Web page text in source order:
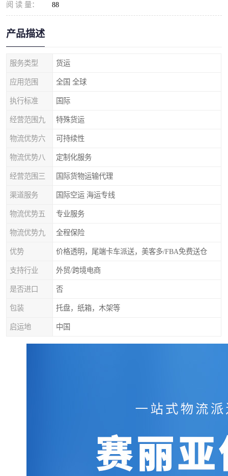
阅 读 量： 88
产品描述
服务类型 货运
应用范围 全国 全球
执行标准 国际
经营范围九 特殊货运
物流优势六 可持续性
物流优势八 定制化服务
经营范围三 国际货物运输代理
渠道服务 国际空运 海运专线
物流优势五 专业服务
物流优势九 全程保险
优势 价格透明，尾端卡车派送，美客多/FBA免费送仓
支持行业 外贸/跨境电商
是否进口 否
包装 托盘，纸箱，木架等
启运地 中国